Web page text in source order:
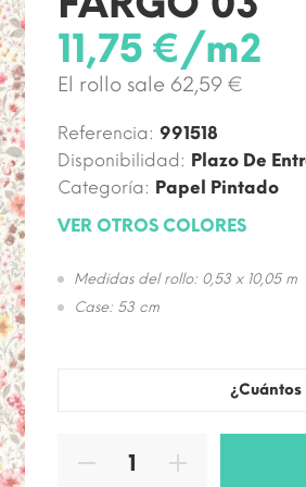
11,75 €/m2
El rollo sale 62,59 €
Referencia: 991518
Disponibilidad: Plazo De
Categoría: Papel Pintado
VER OTROS COLORES
Medidas del rollo: 0,53 x 10,05 m
Case: 53 cm
¿Cuántos